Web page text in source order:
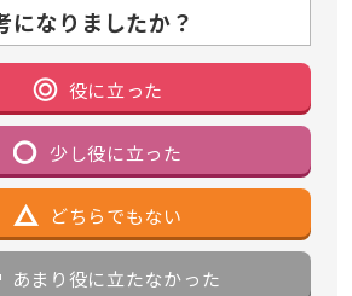
になりましたか？
役に立った
少し役に立った
どちらでもない
あまり役に立たなかった